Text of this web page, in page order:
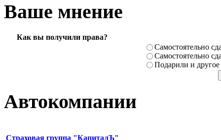
Ваше мнение
Как вы получили права?
Самостоя­тельно
Самостоя­тельно
Подарили­ и другое
Автокомпании
Страховая группа "КапиталЪ"